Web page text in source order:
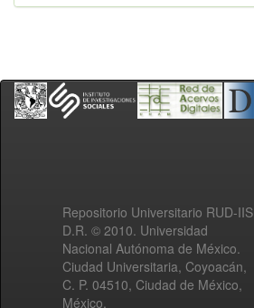
Repositorio Universitario RUD-IIS
D.R. © 2010. Universidad
Nacional Autónoma de México.
Ciudad Universitaria, Coyoacán,
C. P. 04510, Ciudad de México,
México.